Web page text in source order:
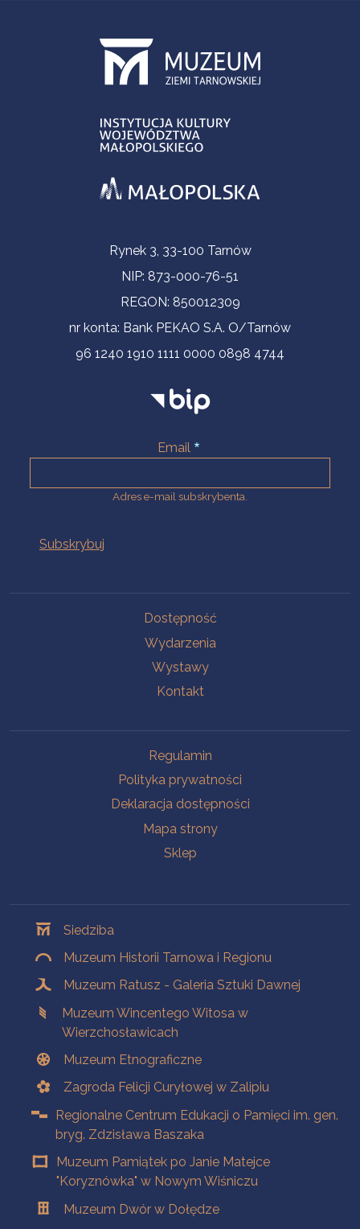
Informacje kontaktoweRynek 3, 33-100 Tarnów
NIP: 873-000-76-51
REGON: 850012309
nr konta: Bank PEKAO S.A. O/Tarnów
96 1240 1910 1111 0000 0898 4744
Email
Adres e-mail subskrybenta.
Dostępność
Wydarzenia
Wystawy
Kontakt
Regulamin
Polityka prywatności
Deklaracja dostępności
Mapa strony
Sklep
Siedziba
Muzeum Historii Tarnowa i Regionu
Muzeum Ratusz - Galeria Sztuki Dawnej
Muzeum Wincentego Witosa w
Wierzchosławicach
Muzeum Etnograficzne
Zagroda Felicji Curyłowej w Zalipiu
Regionalne Centrum Edukacji o Pamięci im. gen.
bryg. Zdzisława Baszaka
Muzeum Pamiątek po Janie Matejce
"Koryznówka" w Nowym Wiśniczu
Muzeum Dwór w Dołędze